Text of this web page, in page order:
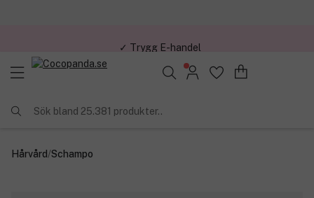
Sök bland 25.381 produkter..
Hårvård/Schampo